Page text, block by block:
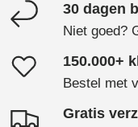
30 dagen
Niet goed?
150.000+
Bestel met
Gratis